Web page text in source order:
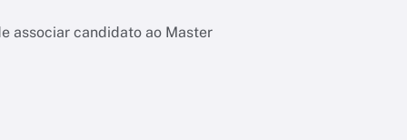
associar candidato ao Master